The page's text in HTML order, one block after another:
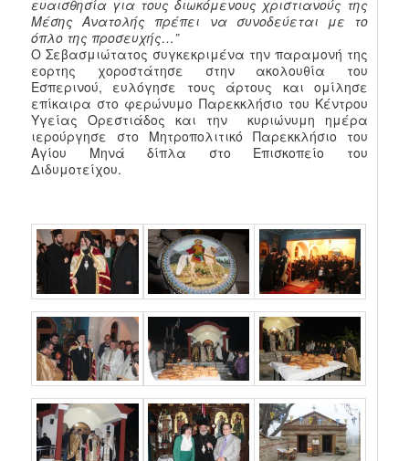
ευαισθησία για τους διωκόμενους χριστιανούς της
Μέσης Ανατολής πρέπει να συνοδεύεται με το
όπλο της προσευχής…”
Ο Σεβασμιώτατος συγκεκριμένα την παραμονή της
εορτης χοροστάτησε στην ακολουθία του
Εσπερινού, ευλόγησε τους άρτους και ομίλησε
επίκαιρα στο φερώνυμο Παρεκκλήσιο του Κέντρου
Υγείας Ορεστιάδος και την κυριώνυμη ημέρα
ιερούργησε στο Μητροπολιτικό Παρεκκλήσιο του
Αγίου Μηνά δίπλα στο Επισκοπείο του
Διδυμοτείχου.